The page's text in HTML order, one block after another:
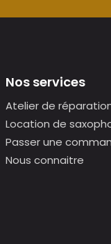
Nos services
Atelier de
Location de
Passer une
Nous connaitre